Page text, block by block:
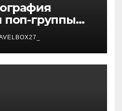
поп-группы
музыка